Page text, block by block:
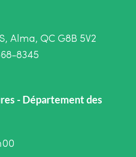
Alma, QC G8B 5V2
8345
- Département des